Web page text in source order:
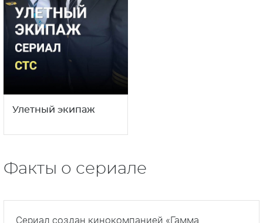
Улетный экипаж
Факты о сериале
Сериал создан кинокомпанией «Гамма